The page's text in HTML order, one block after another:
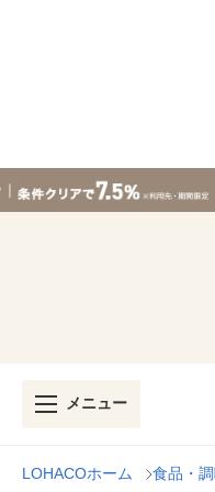
メニュー
LOHACOホーム 食品・